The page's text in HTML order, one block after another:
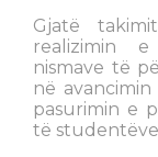
Gjatë
realizimin
nismave të
në
pasurimin e
të